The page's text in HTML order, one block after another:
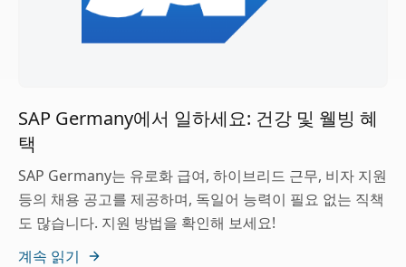
SAP Germany에서 일하세요: 건강 및 웰빙 혜
택
SAP Germany는 유로화 급여, 하이브리드 근무, 비자 지원
등의 채용 공고를 제공하며, 독일어 능력이 필요 없는 직책
도 많습니다. 지원 방법을 확인해 보세요!
계속 읽기